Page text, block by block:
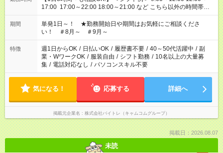
17:00 17:00～22:00 18:00～21:00 など こちら以外の時間帯も
お気軽にご相談ください！
期間
単発1日～！ ★勤務開始日や期間はお気軽にご相談くださ
い！ ＃8月～ ＃9月～
特徴 週1日からOK / 日払いOK / 履歴書不要 / 40～50代活躍中 / 副
業・WワークOK / 服装自由 / シフト勤務 / 10名以上の大量募
集 / 電話対応なし / パソコンスキル不要
気になる！ 応募する 詳細へ
掲載元企業名 株式会社バイトレ（キャムコムグループ）
掲載日：2026.08.07
未読